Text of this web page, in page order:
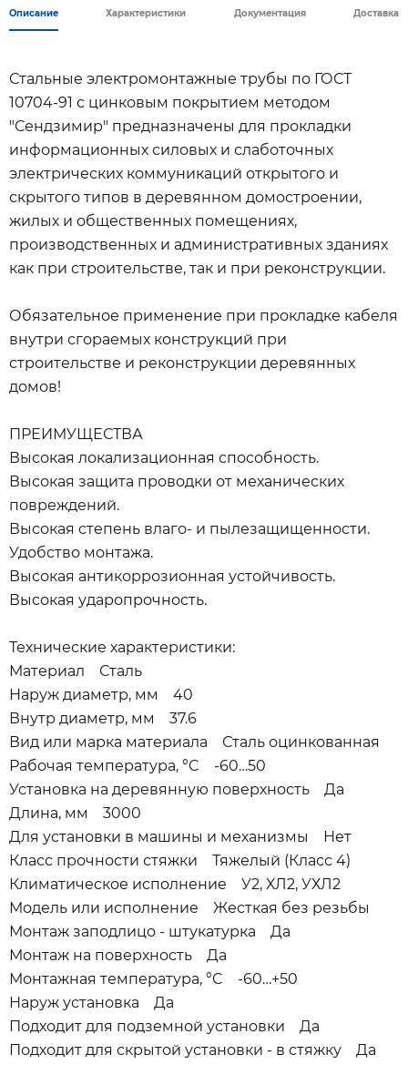
Описание Характеристики Документация Доставка
Стальные электромонтажные трубы по ГОСТ
10704-91 с цинковым покрытием методом
"Сендзимир" предназначены для прокладки
информационных силовых и слаботочных
электрических коммуникаций открытого и
скрытого типов в деревянном домостроении,
жилых и общественных помещениях,
производственных и административных зданиях
как при строительстве, так и при реконструкции.
Обязательное применение при прокладке кабеля
внутри сгораемых конструкций при
строительстве и реконструкции деревянных
домов!
ПРЕИМУЩЕСТВА
Высокая локализационная способность.
Высокая защита проводки от механических
повреждений.
Высокая степень влаго- и пылезащищенности.
Удобство монтажа.
Высокая антикоррозионная устойчивость.
Высокая ударопрочность.
Технические характеристики:
Материал Сталь
Наруж диаметр, мм 40
Внутр диаметр, мм 37.6
Вид или марка материала Сталь оцинкованная
Рабочая температура, °C -60…50
Установка на деревянную поверхность Да
Длина, мм 3000
Для установки в машины и механизмы Нет
Класс прочности стяжки Тяжелый (Класс 4)
Климатическое исполнение У2, ХЛ2, УХЛ2
Модель или исполнение Жесткая без резьбы
Монтаж заподлицо - штукатурка Да
Монтаж на поверхность Да
Монтажная температура, °C -60…+50
Наруж установка Да
Подходит для подземной установки Да
Подходит для скрытой установки - в стяжку Да